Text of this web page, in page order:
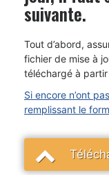
suivante.
Tout d’abord,
fichier de mise à
téléchargé à
Si encore n’ont
remplissant le